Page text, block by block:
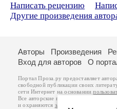
Написать рецензию
Другие произведения
Авторы Произведения
Вход для авторов
О
Портал Проза.ру предоставляет
свободной публикации своих
сети Интернет на основании
Все авторские права на произведения
и охраняются законом . Перепечатка